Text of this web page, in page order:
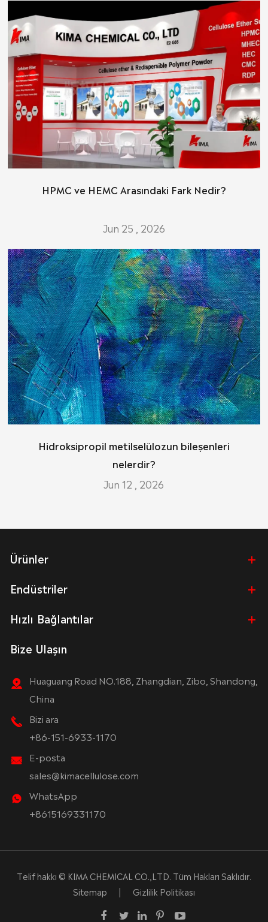
HPMC ve HEMC Arasındaki Fark Nedir?
Jun 25 , 2026
Hidroksipropil metilselülozun bileşenleri
nelerdir?
Jun 12 , 2026
Ürünler
Endüstriler
Hızlı Bağlantılar
Bize Ulaşın
Huaguang Road NO.188, Zhangdian, Zibo, Shandong,
China
Bizi ara
+86-151-6933-1170
E-posta
sales@kimacellulose.com
WhatsApp
+8615169331170
Telif hakkı © KIMA CHEMICAL CO.,LTD. Tüm Hakları Saklıdır.
Sitemap
| Gizlilik Politikası